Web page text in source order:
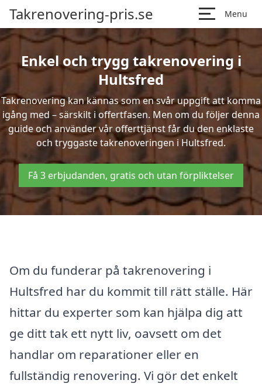
Takrenovering-pris.se Menu
Enkel och trygg takrenovering i
Hultsfred
Takrenovering kan kännas som en svår uppgift att komma
igång med – särskilt i offertfasen. Men om du följer denna
guide och använder vår offerttjänst får du den enklaste
och tryggaste takrenoveringen i Hultsfred.
Få 3 erbjudanden, gratis och utan förpliktelser
Om du funderar på takrenovering i
Hultsfred har du kommit till rätt ställe. Här
hittar du experter som kan hjälpa dig att
ge ditt tak ett nytt liv, oavsett om det
handlar om reparationer eller en
fullständig renovering. Vi gör det enkelt